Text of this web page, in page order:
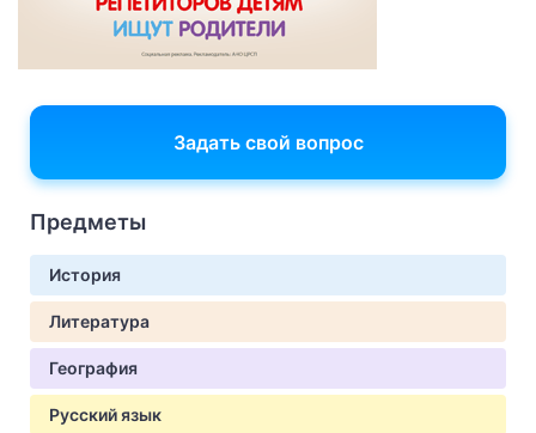
Задать свой вопрос
Предметы
История
Литература
География
Русский язык